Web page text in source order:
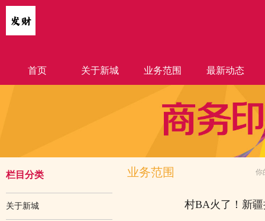
首页 关于新城 业务范围 最新动态
栏目分类
关于新城
业务范围 你
村BA火了！新